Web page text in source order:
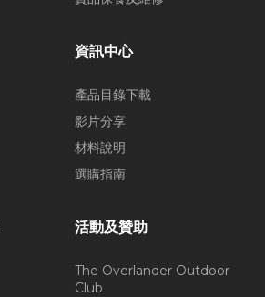
資訊中心
產品目錄下載
影片分享
材料說明
選購指南
活動及贊助
The Overlander Outdoor
Club